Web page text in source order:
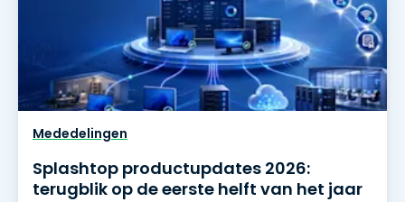
Mededelingen
Splashtop productupdates 2026:
terugblik op de eerste helft van het jaar